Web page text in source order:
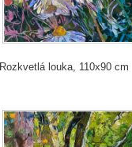
Rozkvetlá louka, 110x90 cm